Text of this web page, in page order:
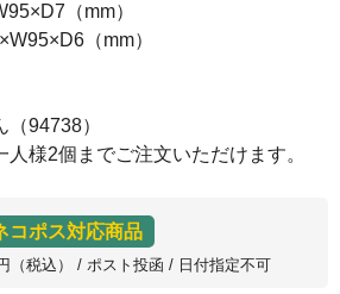
（mm）
（mm）
94738）
様2個までご注文いただけます。
コポス対応商品
（税込） / ポスト投函 / 日付指定不可